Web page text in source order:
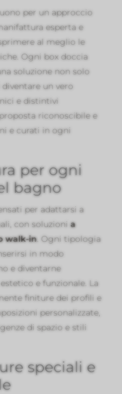
per un approccio
esperta e
al meglio le
Ogni box doccia
soluzione non solo
un vero
e distintivi
riconoscibile e
e curati in ogni
per ogni
bagno
per adattarsi a
con soluzionia
walk-in. Ogni tipologia
in modo
e diventarne
e funzionale. La
finiture dei profili e
personalizzate,
di spazio e stili
speciali e